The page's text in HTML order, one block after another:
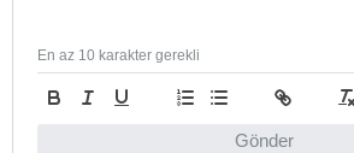
Gönder
En az 10 karakter gerekli